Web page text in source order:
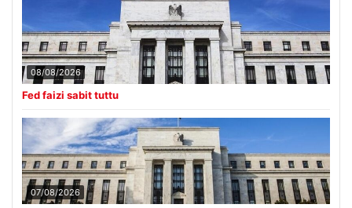
08/08/2026
Fed faizi sabit tuttu
07/08/2026